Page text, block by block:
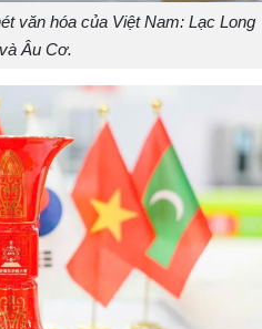
văn hóa của Việt Nam: Lạc Long
Âu Cơ.